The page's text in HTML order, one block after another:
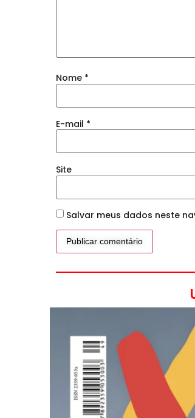
Nome *
E-mail *
Site
Salvar meus dados neste